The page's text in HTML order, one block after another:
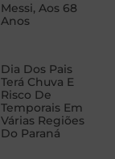
Messi, Aos 68
Anos
Dia Dos Pais
Terá Chuva E
Risco De
Temporais Em
Várias Regiões
Do Paraná